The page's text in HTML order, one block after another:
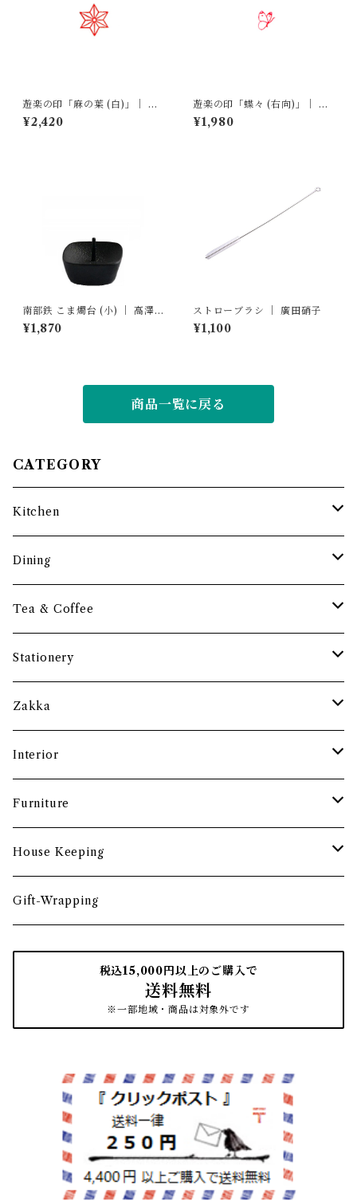
遊楽の印「麻の葉 (白)」｜ 工
房 蓮
¥2,420
遊楽の印「蝶々 (右向)」｜ 工
房 蓮
¥1,980
南部鉄 こま燭台 (小) ｜ 高澤
ろうそく店
¥1,870
ストローブラシ ｜ 廣田硝子
¥1,100
商品一覧に戻る
CATEGORY
Kitchen
調理道具
保存容器・水筒
まな板
土鍋・お鍋まわり
Dining
皿・プレート
小鉢・器
グラス・タンブラー
酒器
食卓小物
カトラリー
箸・箸置き
Tea & Coffee
コーヒーアイテム
ポット
カップ・ソーサー・マグ
茶托・銘々皿
トレイ・コースター
お盆
茶筒
Stationery
ペーパーウェイト
ペントレー
ペーパーツール
文房具収納
遊印
インクパッド
Zakka
和ろうそく
ポーチ
Interior
バスケット
鏡・ミラー
フック
花器
Furniture
デスク・スツール
本棚・収納棚
House Keeping
たわし
ほうき
Gift-Wrapping
税込15,000円以上のご購入で
送料無料
※一部地域・商品は対象外です